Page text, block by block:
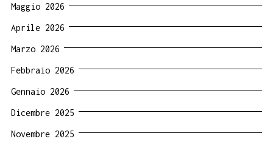
Maggio 2026
Aprile 2026
Marzo 2026
Febbraio 2026
Gennaio 2026
Dicembre 2025
Novembre 2025